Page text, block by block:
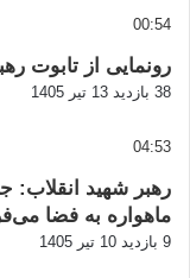
00:54
رونمایی از تابوت
38 بازدید 13 تیر 1405
04:53
رهبر شهید انقلاب:
ماهواره به فضا
9 بازدید 10 تیر 1405